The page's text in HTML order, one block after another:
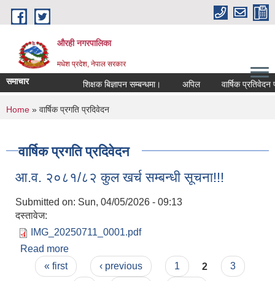
Skip to main content
औरही नगरपालिका
मधेश प्रदेश, नेपाल सरकार
समाचार शिक्षक बिज्ञापन सम्बन्धमा। अपिल वार्षिक प्रतिवेदन
You are here
Home » वार्षिक प्रगति प्रदिवेदन
वार्षिक प्रगति प्रदिवेदन
आ.व. २०८१/८२ कुल खर्च सम्बन्धी सूचना!!!
Submitted on: Sun, 04/05/2026 - 09:13
दस्तावेज:
IMG_20250711_0001.pdf
Read more
Pages
« first ‹ previous 1 2
3